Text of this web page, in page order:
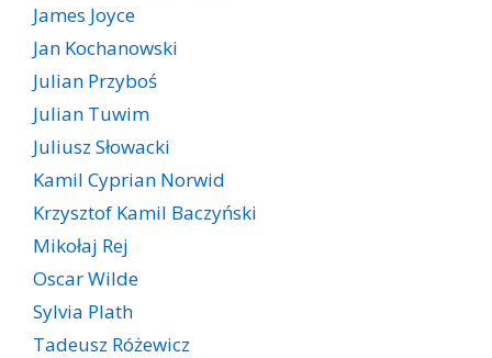
James Joyce
Jan Kochanowski
Julian Przyboś
Julian Tuwim
Juliusz Słowacki
Kamil Cyprian Norwid
Krzysztof Kamil Baczyński
Mikołaj Rej
Oscar Wilde
Sylvia Plath
Tadeusz Różewicz